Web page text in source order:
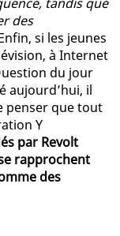
des
si les jeunes
à Internet
du jour
aujourd’hui, il
penser que tout
Y
par Revolt
rapprochent
des